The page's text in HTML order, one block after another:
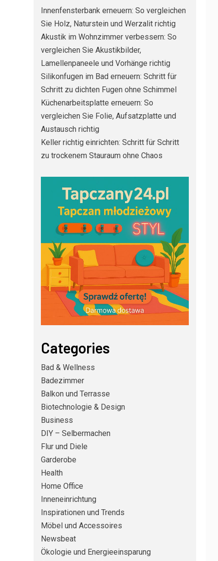
Innenfensterbank erneuern: So vergleichen
Sie Holz, Naturstein und Werzalit richtig
Akustik im Wohnzimmer verbessern: So
vergleichen Sie Akustikbilder,
Lamellenpaneele und Vorhänge richtig
Silikonfugen im Bad erneuern: Schritt für
Schritt zu dichten Fugen ohne Schimmel
Küchenarbeitsplatte erneuern: So
vergleichen Sie Folie, Aufsatzplatte und
Austausch richtig
Keller richtig einrichten: Schritt für Schritt
zu trockenem Stauraum ohne Chaos
Categories
Bad & Wellness
Badezimmer
Balkon und Terrasse
Biotechnologie & Design
Business
DIY – Selbermachen
Flur und Diele
Garderobe
Health
Home Office
Inneneinrichtung
Inspirationen und Trends
Möbel und Accessoires
Newsbeat
Ökologie und Energieeinsparung
3
erneuern: Schritt für
Schritt zu dichten
Küchenarbeitsplatte